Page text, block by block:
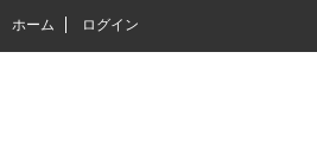
ホーム ログイン